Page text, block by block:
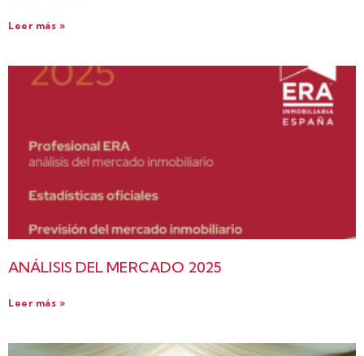
Leer más »
ANÁLISIS DEL MERCADO 2025
Leer más »